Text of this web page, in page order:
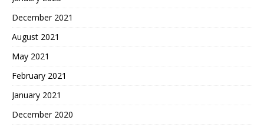
December 2021
August 2021
May 2021
February 2021
January 2021
December 2020